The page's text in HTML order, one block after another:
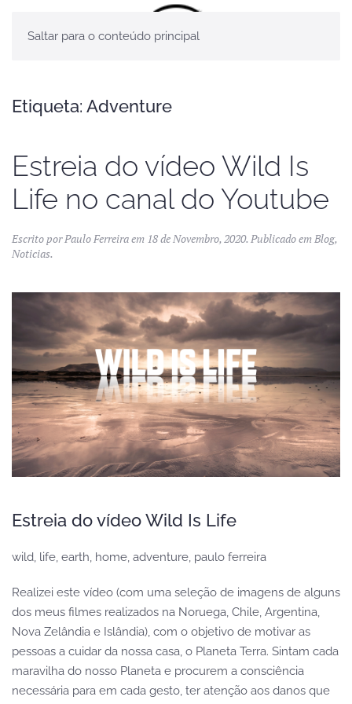
Saltar para o conteúdo principal
Etiqueta: Adventure
Estreia do vídeo Wild Is
Life no canal do Youtube
Escrito porPaulo Ferreiraem 18 de Novembro, 2020. Publicado emBlog,
Noticias.
Estreia do vídeo Wild Is Life
wild, life, earth, home, adventure, paulo ferreira
Realizei este vídeo (com uma seleção de imagens de alguns
dos meus filmes realizados na Noruega, Chile, Argentina,
Nova Zelândia e Islândia), com o objetivo de motivar as
pessoas a cuidar da nossa casa, o Planeta Terra. Sintam cada
maravilha do nosso Planeta e procurem a consciência
necessária para em cada gesto, ter atenção aos danos que